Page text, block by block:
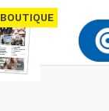
BOUTIQUE